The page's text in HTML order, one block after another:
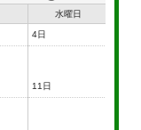
水曜日
4日
11日